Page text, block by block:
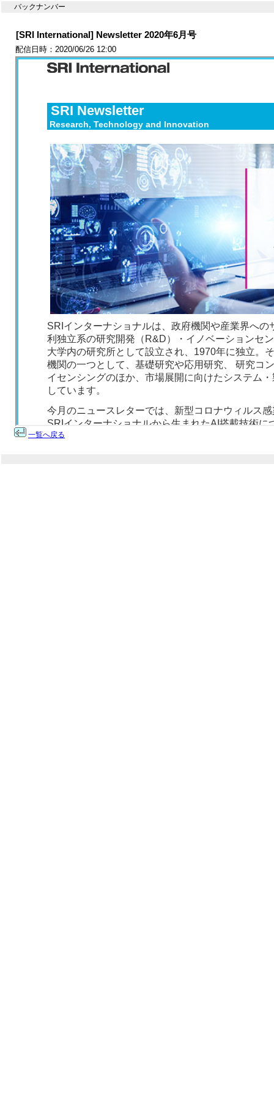
バックナンバー
[SRI International] Newsletter 2020年6月号
配信日時：2020/06/26 12:00
一覧へ戻る